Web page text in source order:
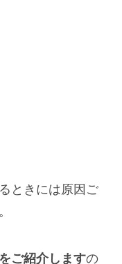
ときには原因ご
ご紹介しますの